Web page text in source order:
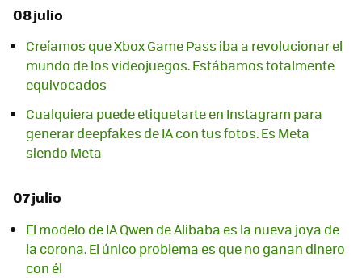
08 julio
Creíamos que Xbox Game Pass iba a revolucionar el
mundo de los videojuegos. Estábamos totalmente
equivocados
Cualquiera puede etiquetarte en Instagram para
generar deepfakes de IA con tus fotos. Es Meta
siendo Meta
07 julio
El modelo de IA Qwen de Alibaba es la nueva joya de
la corona. El único problema es que no ganan dinero
con él